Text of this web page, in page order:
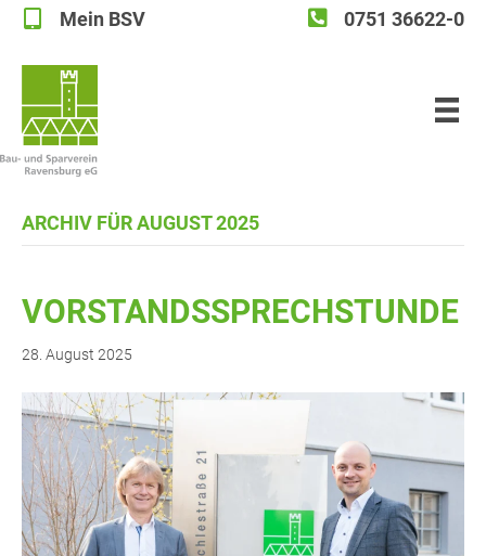
Mein BSVMein BSV 0751 36622-0
ARCHIV FÜR AUGUST 2025
VOR­STANDS­SPRECH­STUN­DE
28. August 2025